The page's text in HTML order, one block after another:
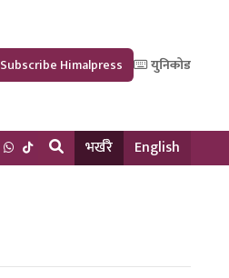
Subscribe Himalpress युनिकोड
भर्खरै English